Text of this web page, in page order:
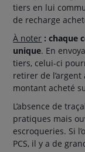
tiers en lui
de recharge
À noter : chaque
unique. En
tiers, celui-ci
retirer de
montant acheté
L’absence de
pratiques mais
escroqueries. Si
PCS, il y a de